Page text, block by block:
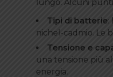
lungo. Alcuni
Tipi di batterie:
nichel-cadmio. Le
Tensione e
una tensione più
energia.